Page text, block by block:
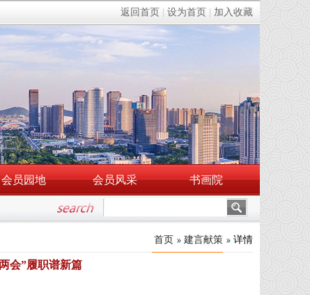
返回首页 设为首页 加入收藏
会员园地 会员风采 书画院
首页 建言献策 详情
会”履职谱新篇